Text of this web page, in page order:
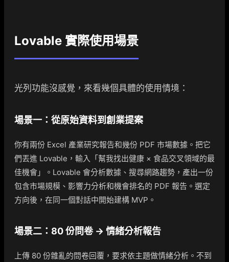
Lovable 實際使用場景
光列功能沒感覺，來看幾個具體的使用情境：
場景一：從原始資料到創業提案
你有兩份 Excel 產業研究報告和幾份 PDF 市場數據。把它
們丟進 Lovable，輸入「幫我找出健康 × 食品交叉領域的最
佳機會」。Lovable 會分析數據、搜尋網路趨勢，產出一份
包含市場規模、影響力分析和機會排名的 PDF 報告。選定
方向後，在同一個對話中開始建構 MVP。
場景二：80 份問卷 → 情緒分析報告
上傳 80 份雜亂的問卷回覆，要求依主題做情緒分析。不到